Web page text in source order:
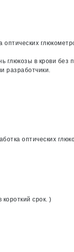
глюкозы в крови без
разработчики.
оптических
срок. )